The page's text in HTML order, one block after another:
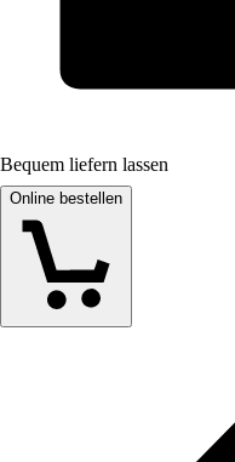
Bequem liefern lassen
Online bestellen